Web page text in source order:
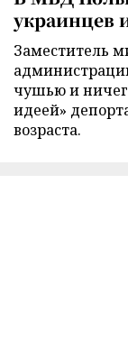
украинцев
Заместитель
чушью и
идеей»
возраста.